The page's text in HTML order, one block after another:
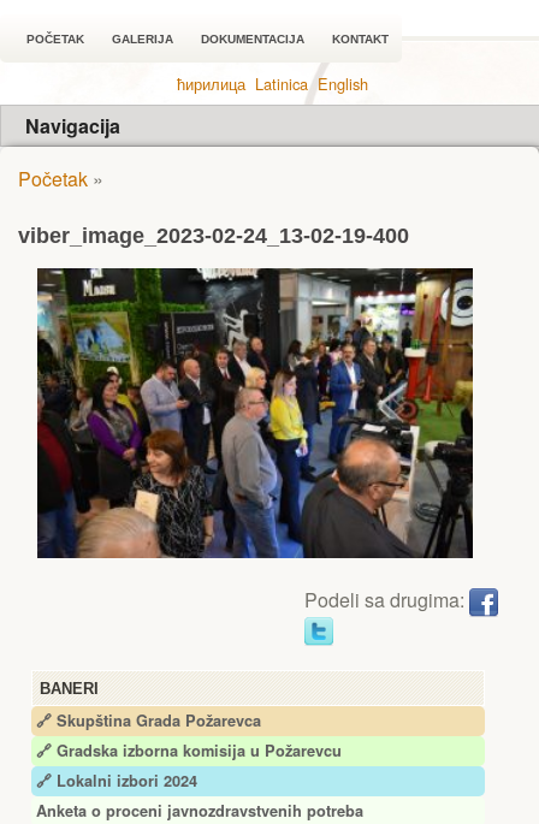
POČETAK GALERIJA DOKUMENTACIJA KONTAKT
ћирилица Latinica English
Navigacija
BANERI
🔗 Skupština Grada Požarevca
🔗 Gradska izborna komisija u Požarevcu
🔗 Lokalni izbori 2024
Anketa o proceni javnozdravstvenih potreba
Početak »
viber_image_2023-02-24_13-02-19-400
Podeli sa drugima: